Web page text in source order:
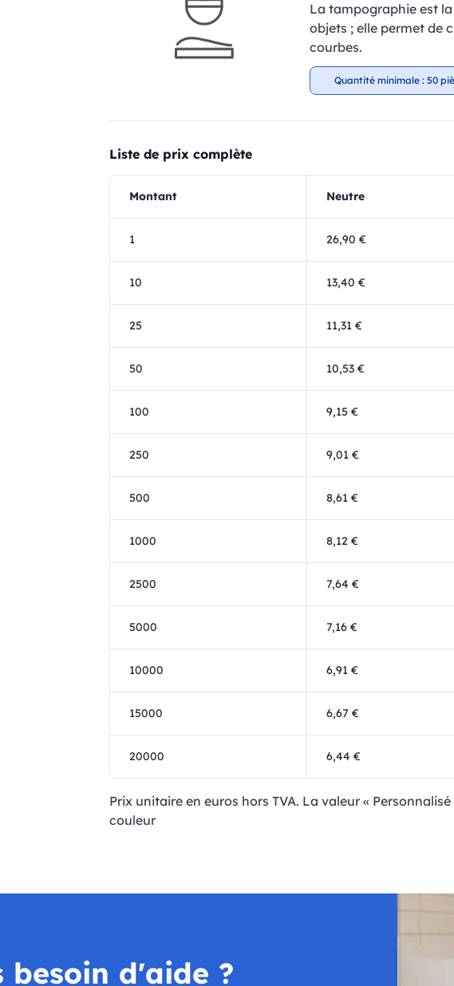
La tampographie est
objets ; elle permet de
courbes.
Quantité minimale : 50
Liste de prix complète
Montant Neutre
1 26,90 €
10 13,40 €
25 11,31 €
50 10,53 €
100 9,15 €
250 9,01 €
500 8,61 €
1000 8,12 €
2500 7,64 €
5000 7,16 €
10000 6,91 €
15000 6,67 €
20000 6,44 €
Prix ​​unitaire en euros hors TVA. La valeur «
couleur
besoin d'aide ?